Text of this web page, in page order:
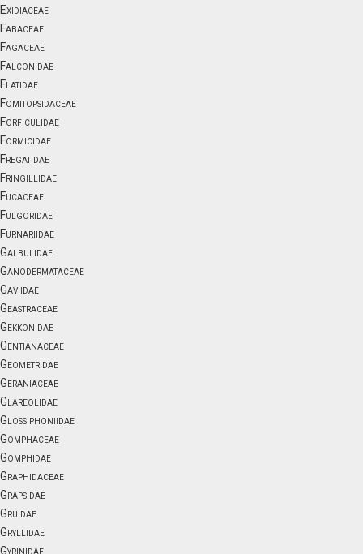
Exidiaceae
Fabaceae
Fagaceae
Falconidae
Flatidae
Fomitopsidaceae
Forficulidae
Formicidae
Fregatidae
Fringillidae
Fucaceae
Fulgoridae
Furnariidae
Galbulidae
Ganodermataceae
Gaviidae
Geastraceae
Gekkonidae
Gentianaceae
Geometridae
Geraniaceae
Glareolidae
Glossiphoniidae
Gomphaceae
Gomphidae
Graphidaceae
Grapsidae
Gruidae
Gryllidae
Gyrinidae